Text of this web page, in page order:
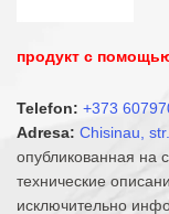
продукт с
Telefon: +373
Adresa: Chisinau,
опубликованная на
технические
исключительно